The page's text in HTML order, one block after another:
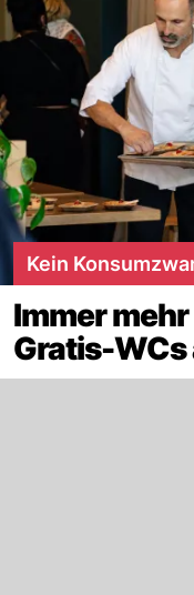
Kein
Immer
Gratis-WCs